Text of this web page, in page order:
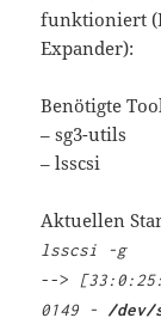
funktioniert
Expander):
Benötigte
– sg3-utils
– lsscsi
Aktuellen
lsscsi -g
-->
0149 - /dev/